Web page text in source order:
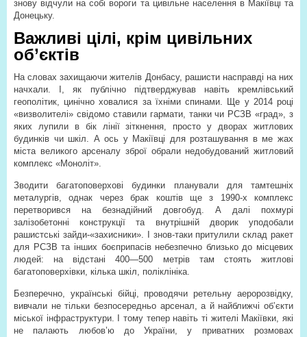
знову відчули на собі вороги та цивільне населення в Макіївці та
Донецьку.
Важливі цілі, крім цивільних
об’єктів
На словах захищаючи жителів Донбасу, рашисти насправді на них
начхали. І, як публічно підтверджував навіть кремлівський
геополітик, цинічно ховалися за їхніми спинами. Ще у 2014 році
«визволителі» свідомо ставили гармати, танки чи РСЗВ «град», з
яких лупили в бік лінії зіткнення, просто у дворах житлових
будинків чи шкіл. А ось у Макіївці для розташування в ме жах
міста великого арсеналу зброї обрали недобудований житловий
комплекс «Моноліт».
Зводити багатоповерхові будинки планували для тамтешніх
металургів, однак через брак коштів ще з 1990-х комплекс
перетворився на безнадійний довгобуд. А далі похмурі
залізобетонні конструкції та внутрішній дворик уподобали
рашистські зайди-«захисники». І знов-таки притулили склад ракет
для РСЗВ та інших боєприпасів небезпечно близько до місцевих
людей: на відстані 400—500 метрів там стоять житлові
багатоповерхівки, кілька шкіл, поліклініка.
Безперечно, українські бійці, проводячи ретельну аеророзвідку,
вивчали не тільки безпосередньо арсенал, а й найближчі об’єкти
міської інфраструктури. І тому тепер навіть ті жителі Макіївки, які
не палають любов’ю до України, у приватних розмовах